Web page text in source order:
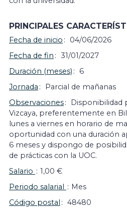
PRINCIPALES
Fecha de inicio
04/06/2026
Fecha de fin
31/01/2027
Duración (meses)
6
Jornada
Parcial de mañanas
Observaciones
Disponibilidad
Vizcaya, preferentemente en
lunes a viernes en horario de
oportunidad con una duración
6 meses y dispongo de
de prácticas con la UOC.
Salario
1,00 €
Periodo salarial
Mes
Código postal
48480